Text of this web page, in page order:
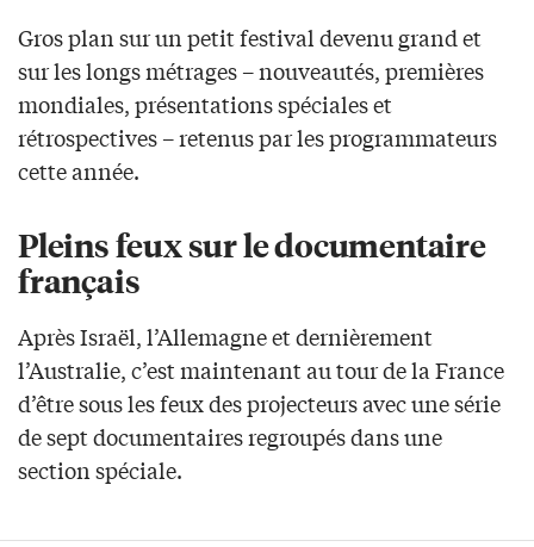
Gros plan sur un petit festival devenu grand et
sur les longs métrages – nouveautés, premières
mondiales, présentations spéciales et
rétrospectives – retenus par les programmateurs
cette année.
Pleins feux sur le documentaire
français
Après Israël, l’Allemagne et dernièrement
l’Australie, c’est maintenant au tour de la France
d’être sous les feux des projecteurs avec une série
de sept documentaires regroupés dans une
section spéciale.